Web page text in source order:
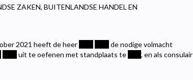
ZAKEN, BUITENLANDSE HANDEL EN
2021 heeft de heer
de nodige volmacht
uit te oefenen met standplaats te
, en als consulair